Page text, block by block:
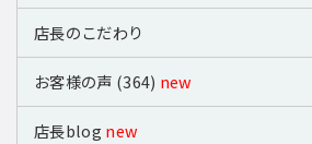
店長のこだわり
お客様の声 (364) new
店長blog new